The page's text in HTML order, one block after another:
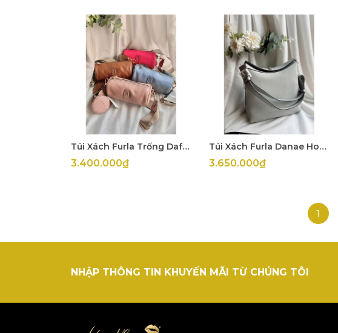
Túi Xách Furla Trống Dafne
3.400.000₫
Túi Xách Furla Danae Hobo
3.650.000₫
1
NHẬP THÔNG TIN KHUYẾN MÃI TỪ CHÚNG TÔI